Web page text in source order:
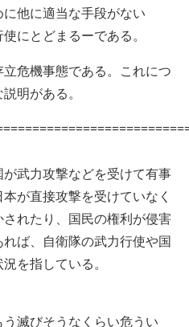
他に適当な手段がない
にとどまるーである。
危機事態である。これにつ
明がある。
武力攻撃などを受けて有事
が直接攻撃を受けていなく
れたり、国民の権利が侵害
ば、自衛隊の武力行使や国
を指している。
滅びそうなくらい危うい